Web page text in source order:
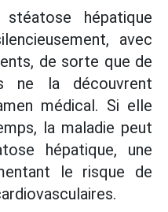
hépatique
avec
de sorte que de
ne la découvrent
médical. Si elle
la maladie peut
hépatique, une
le risque de